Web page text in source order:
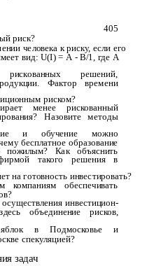
405
риск?
человека к риску, если его
вид: U(I) = А - В/1, где А
решений,
Фактор времени
риском?
менее рискованный
Назовите методы
и обучение можно
бесплатное образование
пожилым? Как объяснить
такого решения в
на готовность инвестировать?
компаниям обеспечивать
инвестицион­
объединение рисков,
в Подмосковье и
спекуляцией?
задач